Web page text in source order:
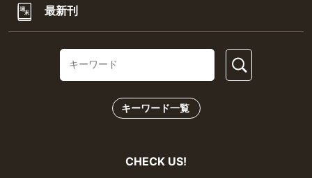
最新刊
キーワード一覧
CHECK US!